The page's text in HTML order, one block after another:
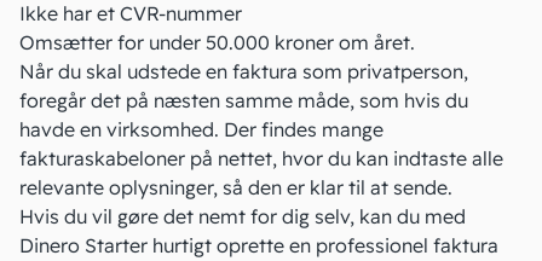
Ikke har et CVR-nummer
Omsætter for under 50.000 kroner om året.
Når du skal udstede en faktura som privatperson,
foregår det på næsten samme måde, som hvis du
havde en virksomhed. Der findes mange
fakturaskabeloner på nettet, hvor du kan indtaste alle
relevante oplysninger, så den er klar til at sende.
Hvis du vil gøre det nemt for dig selv, kan du med
Dinero Starter hurtigt oprette en professionel faktura